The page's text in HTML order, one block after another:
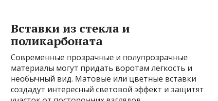
Вставки из стекла и
поликарбоната
Современные прозрачные и полупрозрачные
материалы могут придать воротам легкость и
необычный вид. Матовые или цветные вставки
создадут интересный световой эффект и защитят